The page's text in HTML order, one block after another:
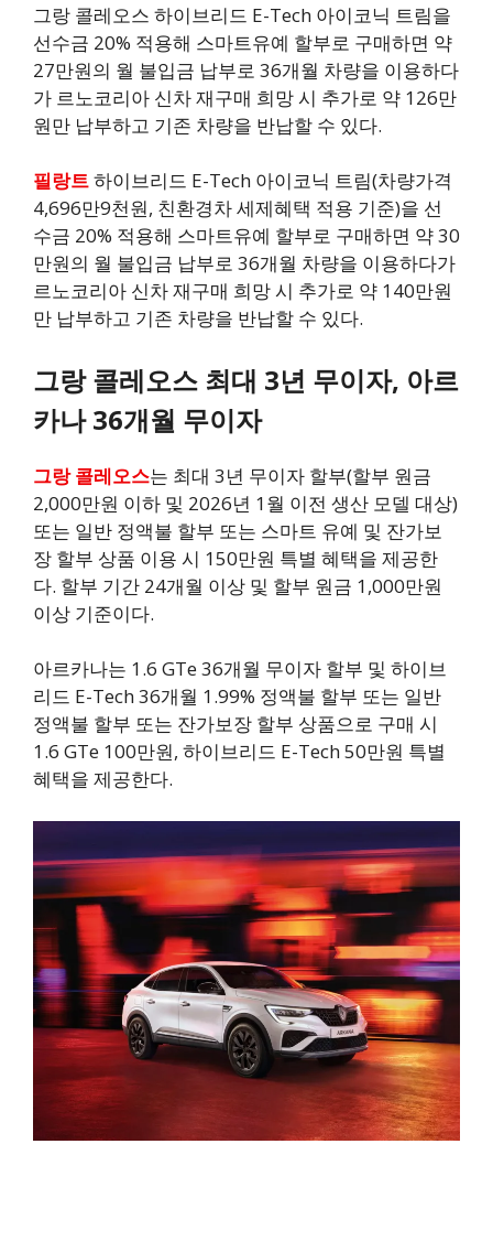
그랑 콜레오스 하이브리드 E-Tech 아이코닉 트림을
선수금 20% 적용해 스마트유예 할부로 구매하면 약
27만원의 월 불입금 납부로 36개월 차량을 이용하다
가 르노코리아 신차 재구매 희망 시 추가로 약 126만
원만 납부하고 기존 차량을 반납할 수 있다.
필랑트하이브리드 E-Tech 아이코닉 트림(차량가격
4,696만9천원, 친환경차 세제혜택 적용 기준)을 선
수금 20% 적용해 스마트유예 할부로 구매하면 약 30
만원의 월 불입금 납부로 36개월 차량을 이용하다가
르노코리아 신차 재구매 희망 시 추가로 약 140만원
만 납부하고 기존 차량을 반납할 수 있다.
그랑 콜레오스 최대 3년 무이자, 아르
카나 36개월 무이자
그랑 콜레오스는 최대 3년 무이자 할부(할부 원금
2,000만원 이하 및 2026년 1월 이전 생산 모델 대상)
또는 일반 정액불 할부 또는 스마트 유예 및 잔가보
장 할부 상품 이용 시 150만원 특별 혜택을 제공한
다. 할부 기간 24개월 이상 및 할부 원금 1,000만원
이상 기준이다.
아르카나는 1.6 GTe 36개월 무이자 할부 및 하이브
리드 E-Tech 36개월 1.99% 정액불 할부 또는 일반
정액불 할부 또는 잔가보장 할부 상품으로 구매 시
1.6 GTe 100만원, 하이브리드 E-Tech 50만원 특별
혜택을 제공한다.